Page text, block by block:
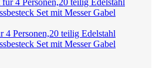
Personen,20 teilig Edelstahl
Set mit Messer Gabel